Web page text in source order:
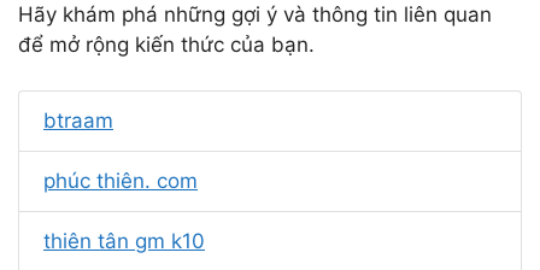
Hãy khám phá những gợi ý và thông tin liên quan
để mở rộng kiến thức của bạn.
btraam
phúc thiên. com
thiên tân gm k10